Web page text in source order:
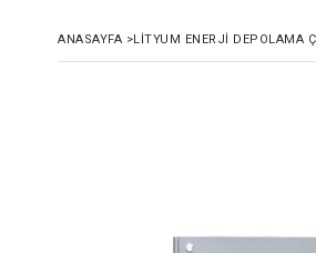
ANASAYFA >LITYUM ENERJI DEPOLAMA